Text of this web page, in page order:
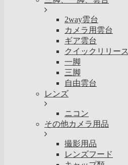
2way雲台
カメラ用雲台
ギア雲台
クイックリリース
一脚
三脚
自由雲台
レンズ
ニコン
その他カメラ用品
撮影用品
レンズフード